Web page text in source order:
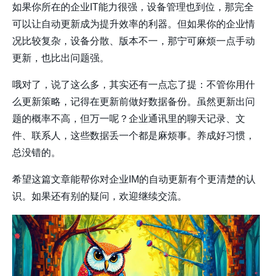
如果你所在的企业IT能力很强，设备管理也到位，那完全
可以让自动更新成为提升效率的利器。但如果你的企业情
况比较复杂，设备分散、版本不一，那宁可麻烦一点手动
更新，也比出问题强。
哦对了，说了这么多，其实还有一点忘了提：不管你用什
么更新策略， 记得在更新前做好数据备份。虽然更新出问
题的概率不高，但万一呢？企业通讯里的聊天记录、文
件、联系人，这些数据丢一个都是麻烦事。养成好习惯，
总没错的。
希望这篇文章能帮你对企业IM的自动更新有个更清楚的认
识。如果还有别的疑问，欢迎继续交流。